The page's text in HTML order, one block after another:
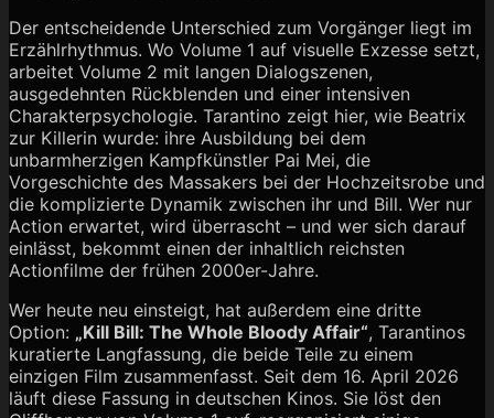
Der entscheidende Unterschied zum Vorgänger liegt im
Erzählrhythmus. Wo Volume 1 auf visuelle Exzesse setzt,
arbeitet Volume 2 mit langen Dialogszenen,
ausgedehnten Rückblenden und einer intensiven
Charakterpsychologie. Tarantino zeigt hier, wie Beatrix
zur Killerin wurde: ihre Ausbildung bei dem
unbarmherzigen Kampfkünstler Pai Mei, die
Vorgeschichte des Massakers bei der Hochzeitsrobe und
die komplizierte Dynamik zwischen ihr und Bill. Wer nur
Action erwartet, wird überrascht – und wer sich darauf
einlässt, bekommt einen der inhaltlich reichsten
Actionfilme der frühen 2000er-Jahre.
Wer heute neu einsteigt, hat außerdem eine dritte
Option: „Kill Bill: The Whole Bloody Affair“, Tarantinos
kuratierte Langfassung, die beide Teile zu einem
einzigen Film zusammenfasst. Seit dem 16. April 2026
läuft diese Fassung in deutschen Kinos. Sie löst den